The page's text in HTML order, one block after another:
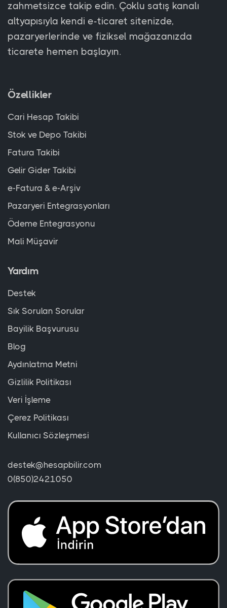
zahmetsizce takip edin. Çoklu satış kanalı
altyapısıyla kendi e-ticaret sitenizde,
pazaryerlerinde ve fiziksel mağazanızda
ticarete hemen başlayın.
Özellikler
Cari Hesap Takibi
Stok ve Depo Takibi
Fatura Takibi
Gelir Gider Takibi
e-Fatura & e-Arşiv
Pazaryeri Entegrasyonları
Ödeme Entegrasyonu
Mali Müşavir
Yardım
Destek
Sık Sorulan Sorular
Bayilik Başvurusu
Blog
Aydınlatma Metni
Gizlilik Politikası
Veri İşleme
Çerez Politikası
Kullanıcı Sözleşmesi
destek@hesapbilir.com
0(850)2421050